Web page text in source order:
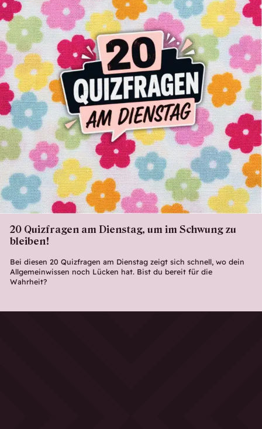
20 Quizfragen am Dienstag, um im Schwung zu
bleiben!
Bei diesen 20 Quizfragen am Dienstag zeigt sich schnell, wo dein
Allgemeinwissen noch Lücken hat. Bist du bereit für die
Wahrheit?